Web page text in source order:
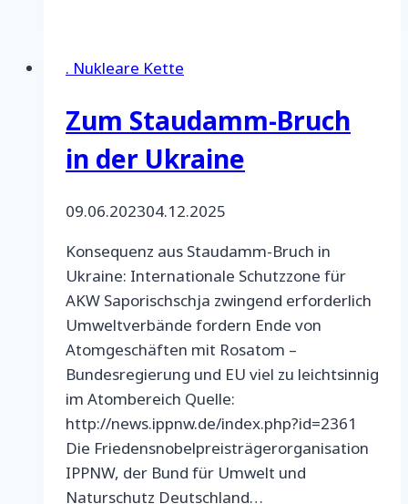
Uranium
. Nukleare Kette
Zum Staudamm-Bruch
in der Ukraine
09.06.202304.12.2025
Konsequenz aus Staudamm-Bruch in
Ukraine: Internationale Schutzzone für
AKW Saporischschja zwingend erforderlich
Umweltverbände fordern Ende von
Atomgeschäften mit Rosatom –
Bundesregierung und EU viel zu leichtsinnig
im Atombereich Quelle:
http://news.ippnw.de/index.php?id=2361
Die Friedensnobelpreisträgerorganisation
IPPNW, der Bund für Umwelt und
Naturschutz Deutschland…